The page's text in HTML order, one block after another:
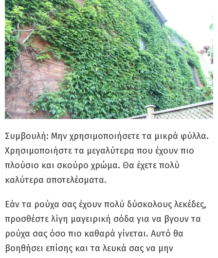
Συμβουλή: Μην χρησιμοποιήσετε τα μικρά φύλλα.
Χρησιμοποιήστε τα μεγαλύτερα που έχουν πιο
πλούσιο και σκούρο χρώμα. Θα έχετε πολύ
καλύτερα αποτελέσματα.
Εάν τα ρούχα σας έχουν πολύ δύσκολους λεκέδες,
προσθέστε λίγη μαγειρική σόδα για να βγουν τα
ρούχα σας όσο πιο καθαρά γίνεται. Αυτό θα
βοηθήσει επίσης και τα λευκά σας να μην